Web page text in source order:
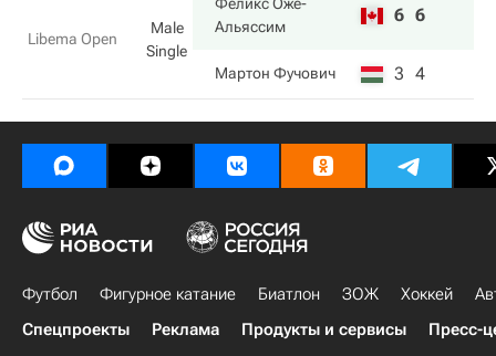
Libema Open
Male
Single
Альяссим
6 6
Мартон Фучович 3 4
Футбол Фигурное катание Биатлон ЗОЖ Хоккей
Спецпроекты
Реклама Продукты и сервисы Пресс-